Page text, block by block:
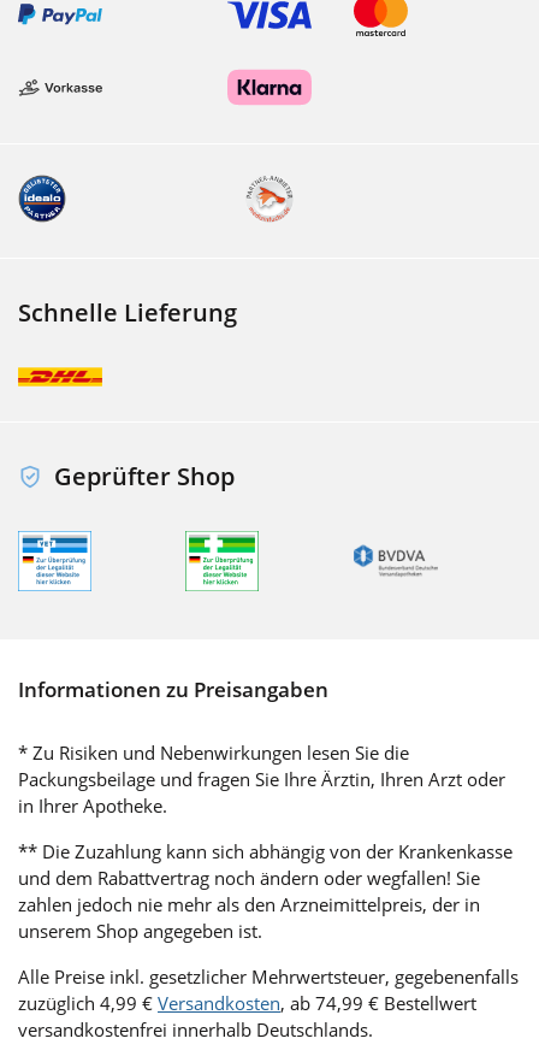
Schnelle Lieferung
Geprüfter Shop
Informationen zu Preisangaben
* Zu Risiken und Nebenwirkungen lesen Sie die
Packungsbeilage und fragen Sie Ihre Ärztin, Ihren Arzt oder
in Ihrer Apotheke.
** Die Zuzahlung kann sich abhängig von der Krankenkasse
und dem Rabattvertrag noch ändern oder wegfallen! Sie
zahlen jedoch nie mehr als den Arzneimittelpreis, der in
unserem Shop angegeben ist.
Alle Preise inkl. gesetzlicher Mehrwertsteuer, gegebenenfalls
zuzüglich 4,99 € Versandkosten, ab 74,99 € Bestellwert
versandkostenfrei innerhalb Deutschlands.